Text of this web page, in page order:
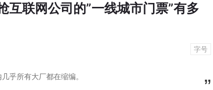
互联网公司的”一线城市门票”有多
字号
乎所有大厂都在缩编。